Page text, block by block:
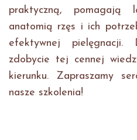
praktyczną,
anatomią rzęs i ich
efektywnej
zdobycie tej cennej
kierunku. Zapraszamy
nasze szkolenia!